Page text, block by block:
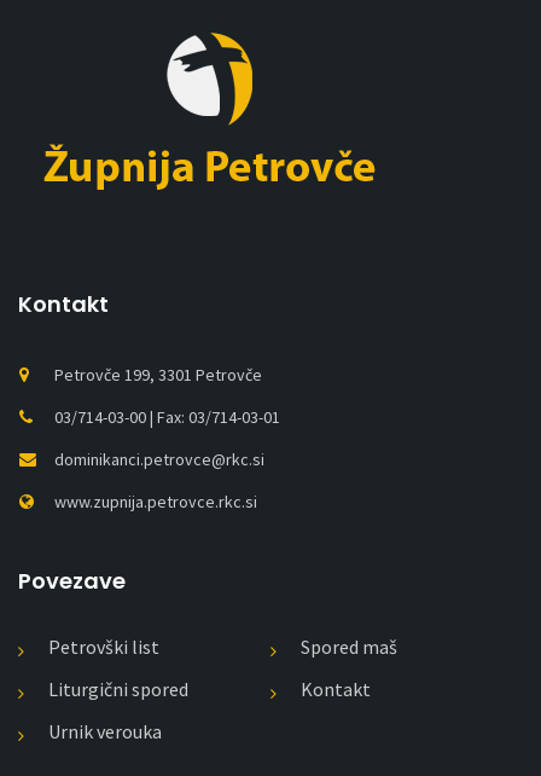
Kontakt
Petrovče 199, 3301 Petrovče
03/714-03-00 | Fax: 03/714-03-01
dominikanci.petrovce@rkc.si
www.zupnija.petrovce.rkc.si
Povezave
Petrovški list
Spored maš
Liturgični spored
Kontakt
Urnik verouka